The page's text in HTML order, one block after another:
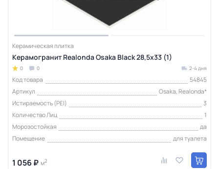
Керамическая плитка
Керамогранит Realonda Osaka Black 28,5x33 (1)
0 0 2-4 дня
Код товара
54845
Артикул
Osaka, Realonda*
Истираемость (PEI)
3
Количество Лиц
1
Морозостойкая
да
Помещение
для туалета
1 056 ₽ м2